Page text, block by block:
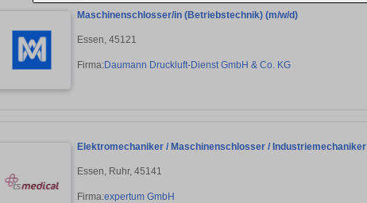
Maschinenschlosser/in (Betriebstechnik) (m/w/d)
Essen, 45121
Firma:Daumann Druckluft-Dienst GmbH & Co. KG
Elektromechaniker / Maschinenschlosser /
Essen, Ruhr, 45141
Firma:expertum GmbH